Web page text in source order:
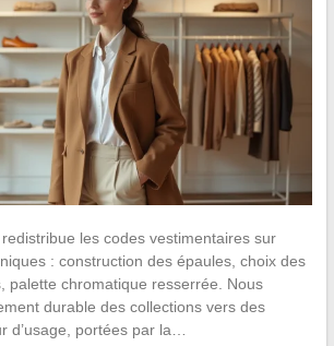
les codes vestimentaires sur
: construction des épaules, choix des
palette chromatique resserrée. Nous
durable des collections vers des
d’usage, portées par la…